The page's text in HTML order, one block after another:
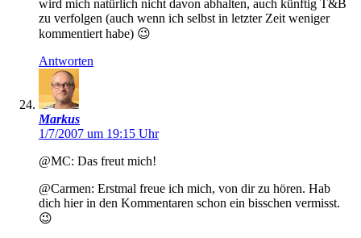
wird mich natürlich nicht davon abhalten, auch künftig T&B
zu verfolgen (auch wenn ich selbst in letzter Zeit weniger
kommentiert habe) 😉
Antworten
Markus
1/7/2007 um 19:15 Uhr
@MC: Das freut mich!
@Carmen: Erstmal freue ich mich, von dir zu hören. Hab
dich hier in den Kommentaren schon ein bisschen vermisst.
😉